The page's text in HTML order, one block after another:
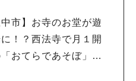
中市】お寺のお堂が遊
！？西法寺で月１開
おてらであそぼ」に
ンチ #カフェ #まとめ
院大 商品開発プロジェクト